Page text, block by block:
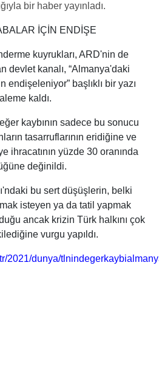
bir haber yayınladı.
İÇİN ENDİŞE
kuyrukları, ARD'nin de
devlet kanalı, “Almanya'daki
endişeleniyor” başlıklı bir yazı
kaldı.
kaybının sadece bu sonucu
tasarruflarının eridiğine ve
ihracatının yüzde 30 oranında
değinildi.
bu sert düşüşlerin, belki
isteyen ya da tatil yapmak
ancak krizin Türk halkını çok
vurgu yapıldı.
2021/dunya/